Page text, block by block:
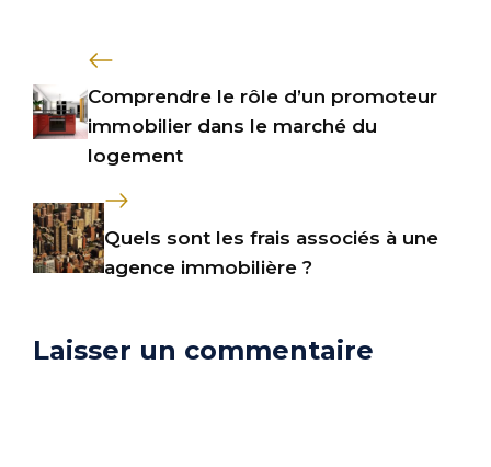
Comprendre le rôle d’un promoteur
immobilier dans le marché du
logement
Quels sont les frais associés à une
agence immobilière ?
Laisser un commentaire